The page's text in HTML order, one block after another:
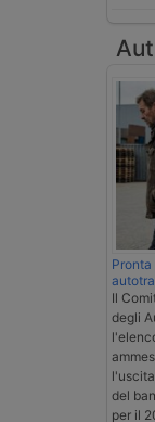
Pronta
Il
degli
del
per il